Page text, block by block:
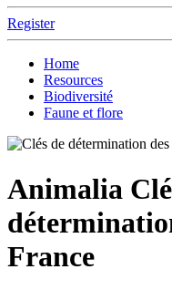
Register
Home
Resources
Biodiversité
Faune et flore
Animalia
France